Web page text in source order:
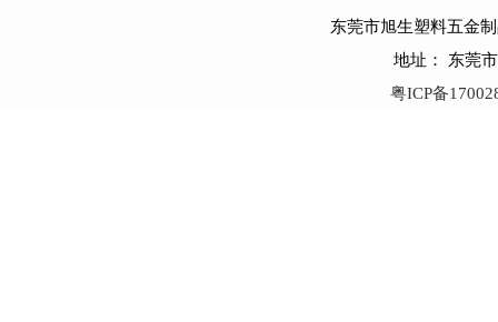
东莞市旭生塑料五金
地址： 东莞
粤ICP备